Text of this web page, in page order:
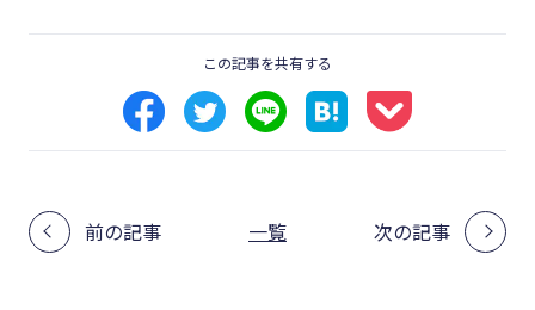
この記事を共有する
前の記事 一覧 次の記事